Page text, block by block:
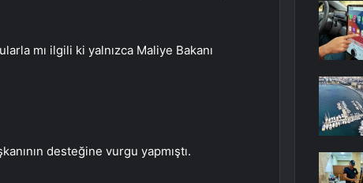
mı ilgili ki yalnızca Maliye Bakanı
desteğine vurgu yapmıştı.